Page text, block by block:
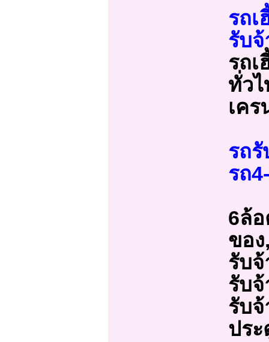
รถเ
รับจ้
รถเ
ทั่วไ
เค
รถ
รถ
6ล้
ขอ
รับจ้
รับ
รับ
ปร